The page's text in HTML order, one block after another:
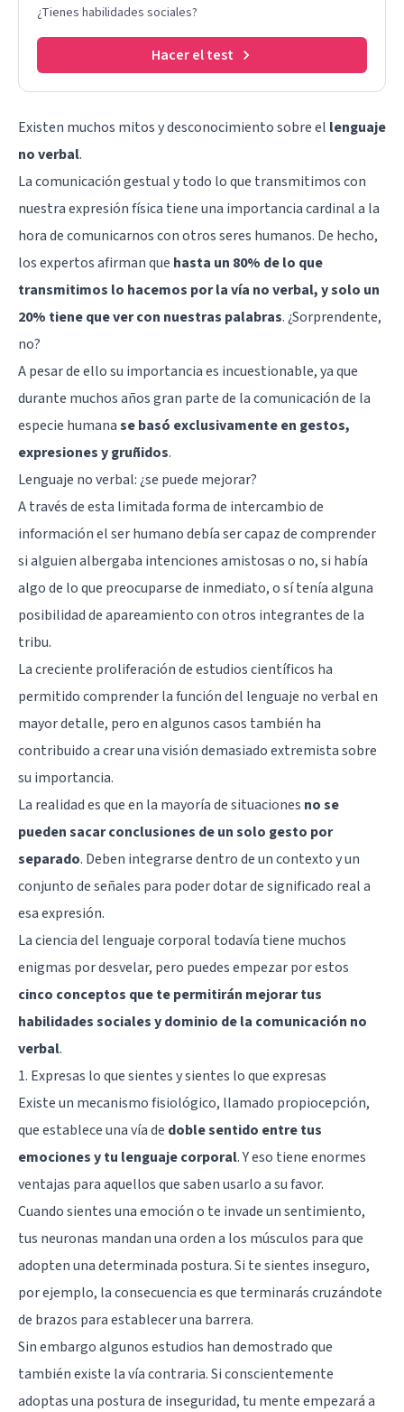
¿Tienes habilidades sociales?
Hacer el test
Existen muchos mitos y desconocimiento sobre el lenguaje
no verbal.
La comunicación gestual y todo lo que transmitimos con
nuestra expresión física tiene una importancia cardinal a la
hora de comunicarnos con otros seres humanos. De hecho,
los expertos afirman que hasta un 80% de lo que
transmitimos lo hacemos por la vía no verbal, y solo un
20% tiene que ver con nuestras palabras. ¿Sorprendente,
no?
A pesar de ello su importancia es incuestionable, ya que
durante muchos años gran parte de la comunicación de la
especie humanase basó exclusivamente en gestos,
expresiones y gruñidos.
Lenguaje no verbal: ¿se puede mejorar?
A través de esta limitada forma de intercambio de
información el ser humano debía ser capaz de comprender
si alguien albergaba intenciones amistosas o no, si había
algo de lo que preocuparse de inmediato, o sí tenía alguna
posibilidad de apareamiento con otros integrantes de la
tribu.
La creciente proliferación de estudios científicos ha
permitido comprender la función del lenguaje no verbal en
mayor detalle, pero en algunos casos también ha
contribuido a crear una visión demasiado extremista sobre
su importancia.
La realidad es que en la mayoría de situaciones no se
pueden sacar conclusiones de un solo gesto por
separado. Deben integrarse dentro de un contexto y un
conjunto de señales para poder dotar de significado real a
esa expresión.
La ciencia del lenguaje corporal todavía tiene muchos
enigmas por desvelar, pero puedes empezar por estos
cinco conceptos que te permitirán mejorar tus
habilidades sociales y dominio de la comunicación no
verbal.
1. Expresas lo que sientes y sientes lo que expresas
Existe un mecanismo fisiológico, llamado propiocepción,
que establece una vía de doble sentido entre tus
emociones y tu lenguaje corporal. Y eso tiene enormes
ventajas para aquellos que saben usarlo a su favor.
Cuando sientes una emoción o te invade un sentimiento,
tus neuronas mandan una orden a los músculos para que
adopten una determinada postura. Si te sientes inseguro,
por ejemplo, la consecuencia es que terminarás cruzándote
de brazos para establecer una barrera.
Sin embargoalgunos estudios han demostrado que
también existe la vía contraria. Si conscientemente
adoptas una postura de inseguridad, tu mente empezará a